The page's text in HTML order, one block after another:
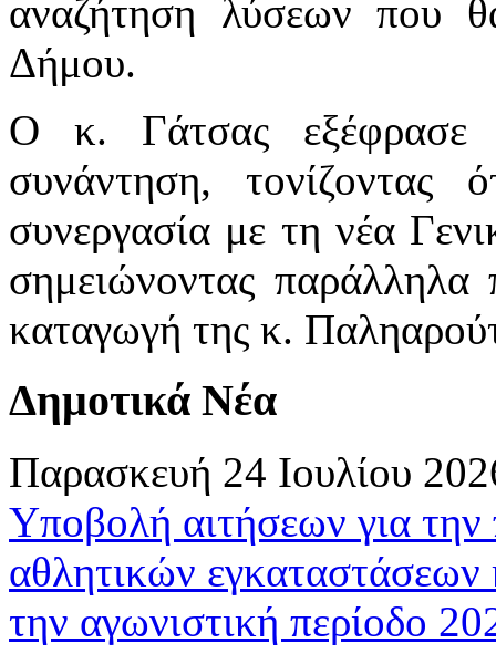
αναζήτηση λύσεων που
Δήμου.
Ο κ. Γάτσας εξέφρασε
συνάντηση, τονίζοντας
συνεργασία με τη νέα
σημειώνοντας παράλληλα
καταγωγή της κ.
Δημοτικά Νέα
Παρασκευή 24 Ιουλίου
Υποβολή αιτήσεων για
αθλητικών
την αγωνιστική περίοδο